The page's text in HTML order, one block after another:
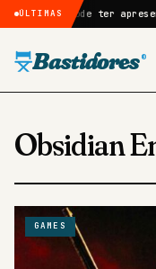
ÚLTIMAS
GTA 6 pode ter
Bastidores ®
Obsidian
GAMES